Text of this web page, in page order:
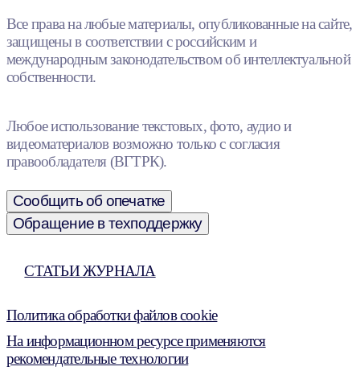
Все права на любые материалы, опубликованные на сайте,
защищены в соответствии с российским и
международным законодательством об интеллектуальной
собственности.
Любое использование текстовых, фото, аудио и
видеоматериалов возможно только с согласия
правообладателя (ВГТРК).
Сообщить об опечатке
Обращение в техподдержку
СТАТЬИ ЖУРНАЛА
Политика обработки файлов cookie
На информационном ресурсе применяются
рекомендательные технологии